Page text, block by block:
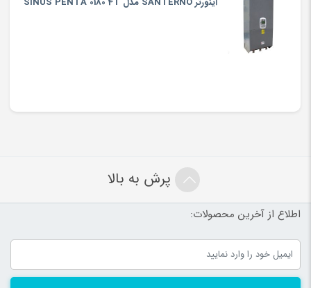
پرش به بالا
اطلاع از آخرین محصولات: